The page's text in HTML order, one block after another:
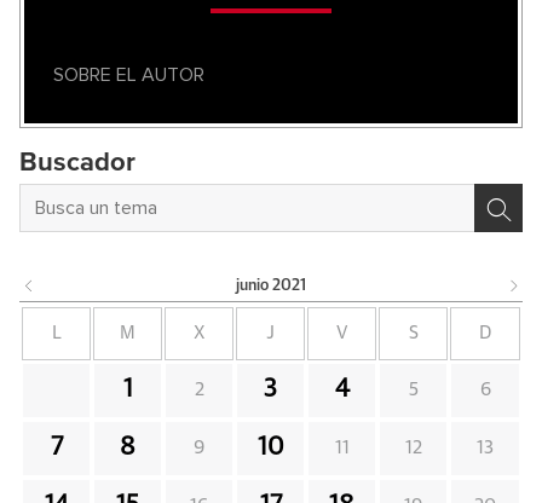
SOBRE EL AUTOR
Buscador
junio 2021
L M X J V S D
1 2 3 4 5 6
7 8 9 10 11 12 13